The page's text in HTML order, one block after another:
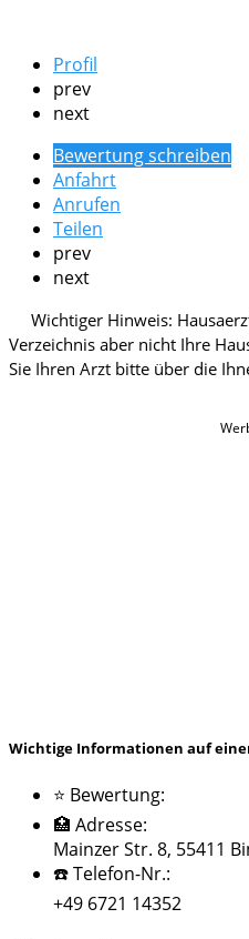
Profil
prev
next
Bewertung schreiben
Anfahrt
Anrufen
Teilen
prev
next
Wichtige Informationen auf
⭐ Bewertung:
🏥 Adresse:
Mainzer Str. 8, 55411
☎️ Telefon-Nr.:
+49 6721 14352